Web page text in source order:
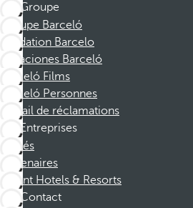
Groupe
Groupe Barceló
Fondation Barcelo
Vacaciones Barceló
Barceló Films
Barceló Personnes
Portail de réclamations
Entreprises
Affiliés
Partenaires
Dorint Hotels & Resorts
Contact